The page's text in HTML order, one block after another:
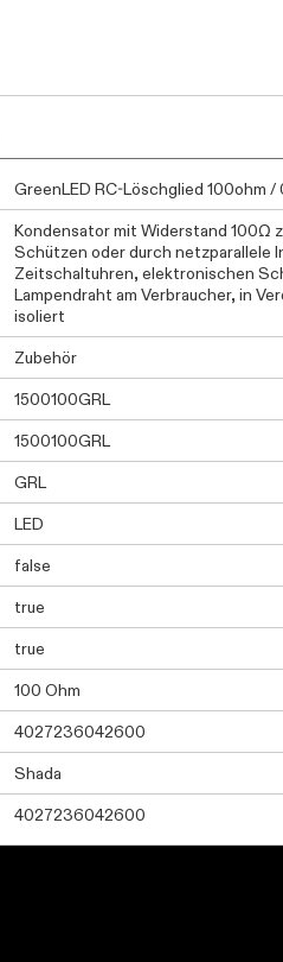
GreenLED RC-Löschglied 100ohm /
Kondensator mit Widerstand 100Ω
Schützen oder durch netzparallele
Zeitschaltuhren, elektronischen
Lampendraht am Verbraucher, in
isoliert
Zubehör
1500100GRL
1500100GRL
GRL
LED
false
true
true
100 Ohm
4027236042600
Shada
4027236042600